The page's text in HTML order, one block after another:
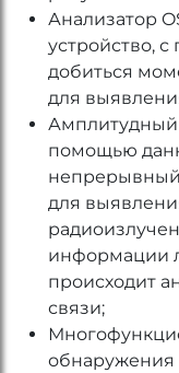
Анализатор
устройство,
добиться
для
Амплитудный
помощью
непрерывный
для
информации
происходит
связи;